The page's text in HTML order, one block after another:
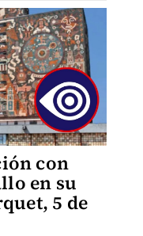
con
en su
5 de